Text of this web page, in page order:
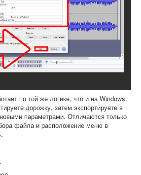
по той же логике, что и на Windows:
дорожку, затем экспортируете в
параметрами. Отличаются только
файла и расположение меню в